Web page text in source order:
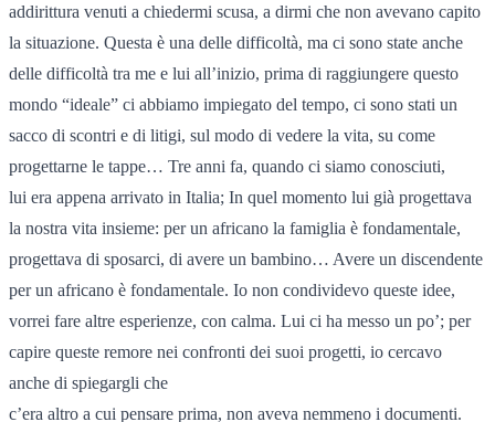
addirittura venuti a chiedermi scusa, a dirmi che non avevano capito
la situazione. Questa è una delle difficoltà, ma ci sono state anche
delle difficoltà tra me e lui all’inizio, prima di raggiungere questo
mondo “ideale” ci abbiamo impiegato del tempo, ci sono stati un
sacco di scontri e di litigi, sul modo di vedere la vita, su come
progettarne le tappe… Tre anni fa, quando ci siamo conosciuti,
lui era appena arrivato in Italia; In quel momento lui già progettava
la nostra vita insieme: per un africano la famiglia è fondamentale,
progettava di sposarci, di avere un bambino… Avere un discendente
per un africano è fondamentale. Io non condividevo queste idee,
vorrei fare altre esperienze, con calma. Lui ci ha messo un po’; per
capire queste remore nei confronti dei suoi progetti, io cercavo
anche di spiegargli che
c’era altro a cui pensare prima, non aveva nemmeno i documenti.